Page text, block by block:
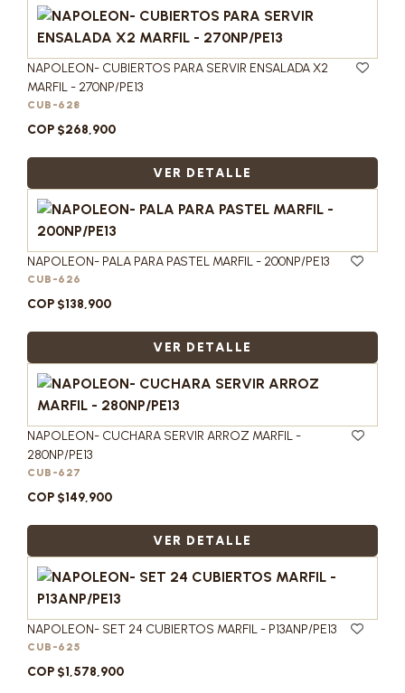
NAPOLEON- CUBIERTOS PARA SERVIR ENSALADA X2
MARFIL - 270NP/PE13
CUB-628
COP $268,900
VER DETALLE
NAPOLEON- PALA PARA PASTEL MARFIL - 200NP/PE13
CUB-626
COP $138,900
VER DETALLE
NAPOLEON- CUCHARA SERVIR ARROZ MARFIL -
280NP/PE13
CUB-627
COP $149,900
VER DETALLE
NAPOLEON- SET 24 CUBIERTOS MARFIL - P13ANP/PE13
CUB-625
COP $1,578,900